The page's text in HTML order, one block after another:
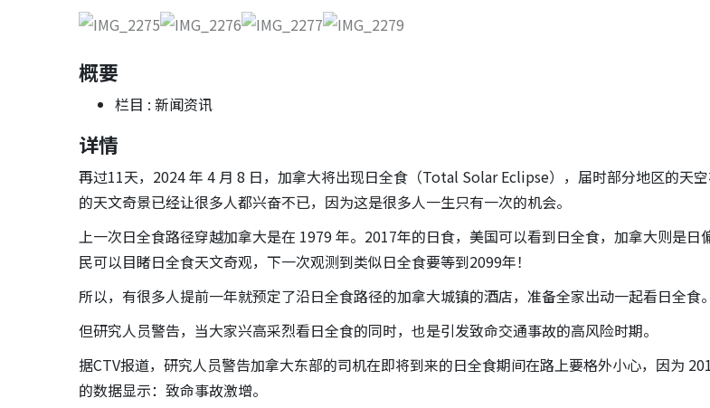
概要
栏目 : 新闻资讯
详情
再过11天，2024 年 4 月 8 日，加拿大将出现日全食（Total Solar Eclipse），届时部分地区的天
的天文奇景已经让很多人都兴奋不已，因为这是很多人一生只有一次的机会。
上一次日全食路径穿越加拿大是在 1979 年。2017年的日食，美国可以看到日全食，加拿大则是日
民可以目睹日全食天文奇观，下一次观测到类似日全食要等到2099年！
所以，有很多人提前一年就预定了沿日全食路径的加拿大城镇的酒店，准备全家出动一起看日全食。
但研究人员警告，当大家兴高采烈看日全食的同时，也是引发致命交通事故的高风险时期。
据CTV报道，研究人员警告加拿大东部的司机在即将到来的日全食期间在路上要格外小心，因为
的数据显示：致命事故激增。